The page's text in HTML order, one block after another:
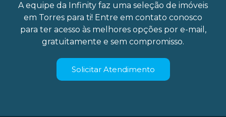
A equipe da Infinity faz uma seleção de imóveis
em Torres para ti! Entre em contato conosco
para ter acesso às melhores opções por e-mail,
gratuitamente e sem compromisso.
Solicitar Atendimento